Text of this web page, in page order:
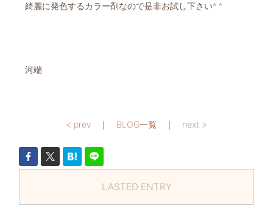
綺麗に発色するカラー剤なので是非お試し下さい^ ^
河端
< prev ｜ BLOG一覧 ｜ next >
LASTED ENTRY